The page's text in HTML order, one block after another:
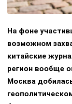
На фоне
возможном
китайские
регион вообще
Москва